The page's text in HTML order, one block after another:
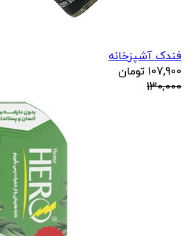
فندک آشپزخانه
107,900 تومان
130,000